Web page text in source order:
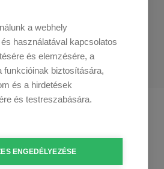
on is bemutatjuk
Profikuchař.cz
a webhely
használatával kapcsolatos
és elemzésére, a
funkcióinak biztosítására,
és a hirdetések
és testreszabására.
ENGEDÉLYEZÉSE